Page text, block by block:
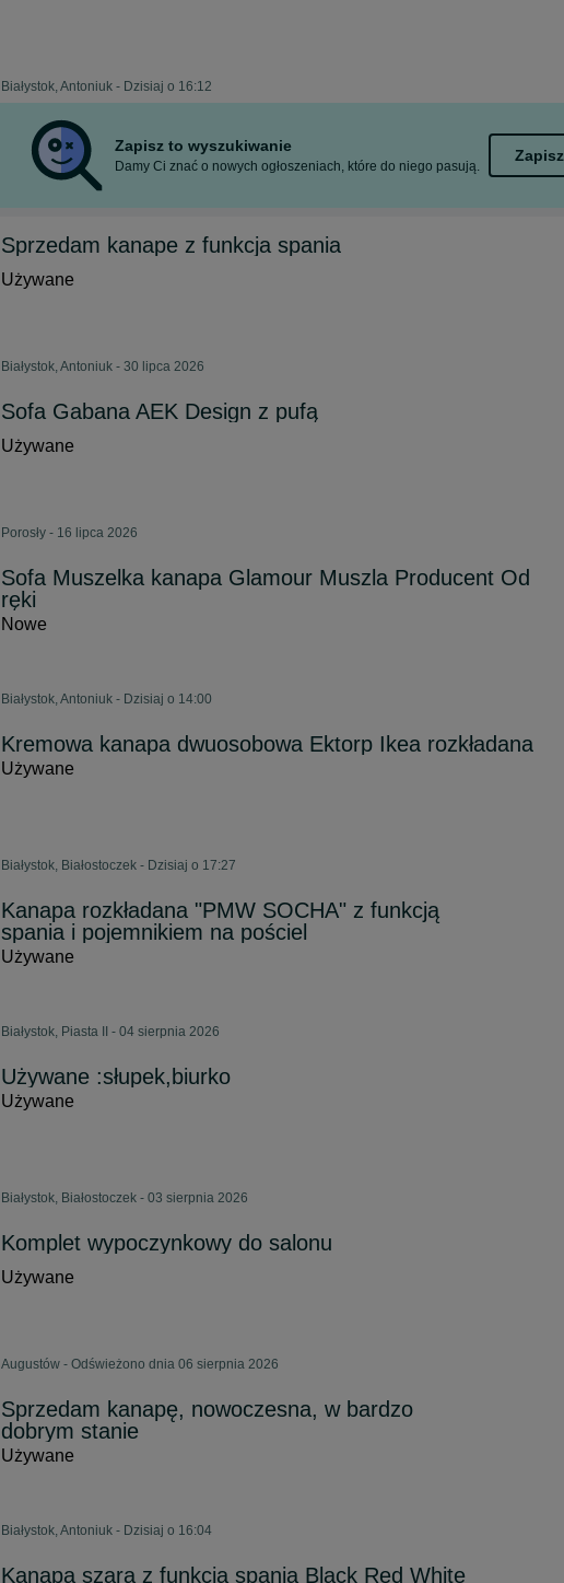
Białystok, Antoniuk - Dzisiaj o 16:12
Zapisz to wyszukiwanie
Damy Ci znać o nowych ogłoszeniach, które do niego pasują.
Zapisz
Sprzedam kanape z funkcja spania
Używane
Białystok, Antoniuk - 30 lipca 2026
Sofa Gabana AEK Design z pufą
Używane
Porosły - 16 lipca 2026
Sofa Muszelka kanapa Glamour Muszla Producent Od
ręki
Nowe
Białystok, Antoniuk - Dzisiaj o 14:00
Kremowa kanapa dwuosobowa Ektorp Ikea rozkładana
Używane
Białystok, Białostoczek - Dzisiaj o 17:27
Kanapa rozkładana "PMW SOCHA" z funkcją
spania i pojemnikiem na pościel
Używane
Białystok, Piasta II - 04 sierpnia 2026
Używane :słupek,biurko
Używane
Białystok, Białostoczek - 03 sierpnia 2026
Komplet wypoczynkowy do salonu
Używane
Augustów - Odświeżono dnia 06 sierpnia 2026
Sprzedam kanapę, nowoczesna, w bardzo
dobrym stanie
Używane
Białystok, Antoniuk - Dzisiaj o 16:04
Kanapa szara z funkcją spania Black Red White